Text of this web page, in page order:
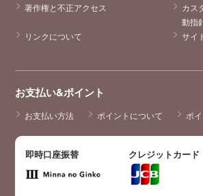
著作権と不正アクセス
カス
動指
リンクについて
サイ
お支払い&ポイント
お支払い方法 ポイントについて ポ
即時口座振替 クレジットカード